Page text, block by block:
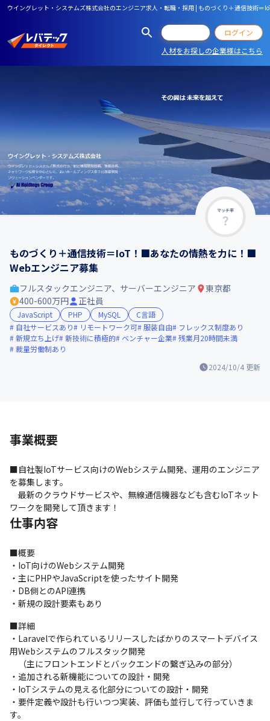
ウイングレット・システムズ株式会社のエンジニア求人・転職・採用 | ものづくり＋通信技術
ログイン
人材をお探しの企業様はこちら
マッチ率
ものづくり＋通信技術＝IoT！■あなたの情熱を力に！■
Webエンジニア募集
2024/10/4 更新
フルスタックエンジニア、サーバーエンジニア
東京都
400-600万円
正社員
JavaScript PHP MySQL
C言語
自社サービスあり
リモートワーク可 服装自由
フレックス制度あり
新規立ち上げ 新技術に積極的 ベンチャー企業 残業月20時間未満
裁量労働制あり
事業概要
■自社製IoTサービス向けのWebシステム開発、運用のエンジニア
を募集します。
最新のクラウドサービスや、無線通信機器なども含むIoTネット
ワークを開発して頂きます！
仕事内容
■概要
・IoT向けのWebシステム開発
・主にPHPやJavaScriptを使ったサイト開発
・DB側とのAPI連携
・新規の設計要素もあり
■詳細
・Laravelで作られているリリースしたばかりのスマートデバイス
用Webシステムのフルスタック開発
（主にフロントエンドとバックエンドの繋ぎ込みの部分）
・追加される新機能についての設計・開発
・IoTシステムの見える化部分についての設計・開発
・要件定義や設計も行いつつ実装、評価も並行して行っていきま
す。